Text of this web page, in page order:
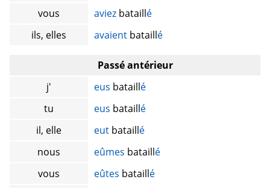
vous
aviez bataillé
ils, elles
avaient bataillé
Passé antérieur
j'
eus bataillé
tu
eus bataillé
il, elle
eut bataillé
nous
eûmes bataillé
vous
eûtes bataillé